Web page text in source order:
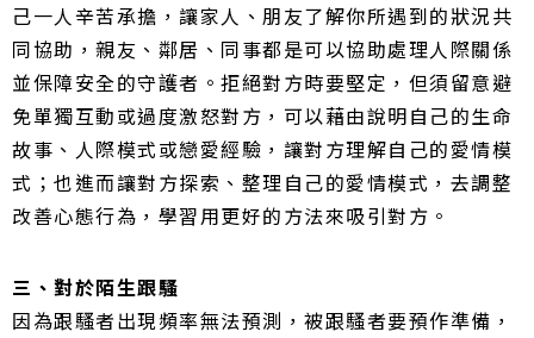
己一人辛苦承擔，讓家人、朋友了解你所遇到的狀況共
同協助，親友、鄰居、同事都是可以協助處理人際關係
並保障安全的守護者。 拒絕對方時要堅定，但須留意避
免單獨互動或過度激怒對方，可以藉由說明自己的生命
故事、人際模式或戀愛經驗，讓對方理解自己的愛情模
式；也進而讓對方探索、整理自己的愛情模式，去調整
改善心態行為，學習用更好的方法來吸引對方。
三、對於陌生跟騷
因為跟騷者出現頻率無法預測，被跟騷者要預作準備，